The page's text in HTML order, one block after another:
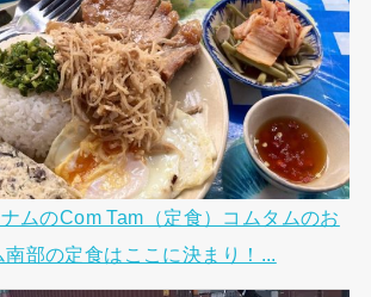
ムのCom Tam（定食）コムタムのお
部の定食はここに決まり！...